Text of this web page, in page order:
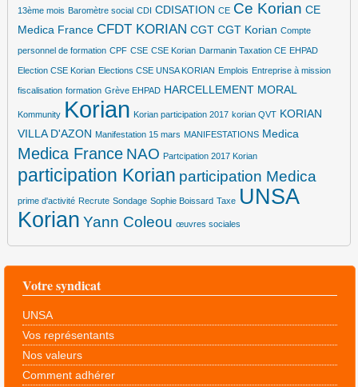
13ème mois Baromètre social CDI CDISATION CE Ce Korian CE
Medica France CFDT KORIAN CGT CGT Korian Compte
personnel de formation CPF CSE CSE Korian Darmanin Taxation CE EHPAD
Election CSE Korian Elections CSE UNSA KORIAN Emplois Entreprise à mission
fiscalisation formation Grève EHPAD HARCELLEMENT MORAL
Kommunity Korian Korian participation 2017 korian QVT KORIAN
VILLA D'AZON Manifestation 15 mars MANIFESTATIONS Medica
Medica France NAO Partcipation 2017 Korian
participation Korian participation Medica
prime d'activité Recrute Sondage Sophie Boissard Taxe UNSA
Korian Yann Coleou œuvres sociales
Votre syndicat
UNSA
Vos représentants
Nos valeurs
Comment adhérer